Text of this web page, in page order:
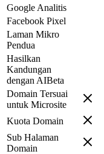
Google Analitis
Facebook Pixel
Laman Mikro
Pendua
Hasilkan
Kandungan
dengan AIBeta
Domain Tersuai
untuk Microsite
Kuota Domain
Sub Halaman
Domain